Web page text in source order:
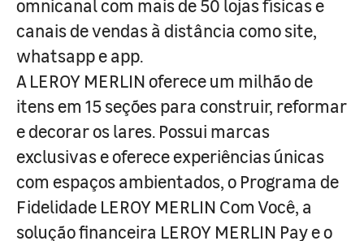
omnicanal com mais de 50 lojas físicas e
canais de vendas à distância como site,
whatsapp e app.
A LEROY MERLIN oferece um milhão de
itens em 15 seções para construir, reformar
e decorar os lares. Possui marcas
exclusivas e oferece experiências únicas
com espaços ambientados, o Programa de
Fidelidade LEROY MERLIN Com Você, a
solução financeira LEROY MERLIN Pay e o